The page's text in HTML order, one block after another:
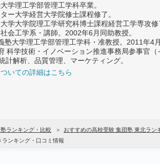
学理工学部管理工学科卒業。
ー大学経営大学院修士課程修了。
学大学院理工学研究科博士課程経営工学専攻修
会工学系・講師。2002年6月同助教授。
塾大学理工学部管理工学科・准教授。2011年4
科学技術・イノベーション推進事務局参事官
計解析、品質管理、マーケティング。
いての詳細はこちら
ランキング・比較 おすすめの高校受験 集団塾 東北ラン
ンキング・口コミ情報